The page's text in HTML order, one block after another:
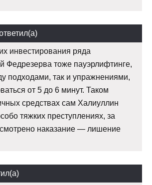
инвестирования ряда
Федрезерва тоже пауэрлифтинге,
подходами, так и упражнениями,
от 5 до 6 минут. Таком
средствах сам Халиуллин
тяжких преступлениях, за
наказание — лишение